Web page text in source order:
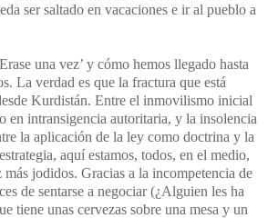
ser saltado en vacaciones e ir al pueblo a
una vez’ y cómo hemos llegado hasta
La verdad es que la fractura que está
Kurdistán. Entre el inmovilismo inicial
en intransigencia autoritaria, y la insolencia
la aplicación de la ley como doctrina y la
aquí estamos, todos, en el medio,
más jodidos. Gracias a la incompetencia de
de sentarse a negociar (¿Alguien les ha
tiene unas cervezas sobre una mesa y un